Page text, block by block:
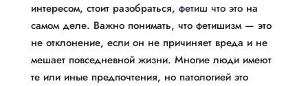
интересом, стоит разобраться, фетиш что это на
самом деле. Важно понимать, что фетишизм — это
не отклонение, если он не причиняет вреда и не
мешает повседневной жизни. Многие люди имеют
те или иные предпочтения, но патологией это